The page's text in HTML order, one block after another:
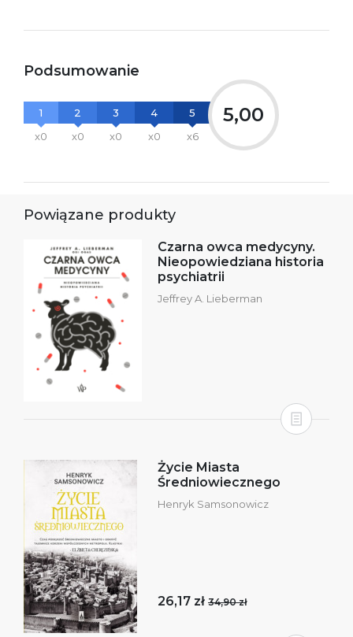
Podsumowanie
1
x0
2
x0
3
x0
4
x0
5
x6
5,00
Powiązane produkty
Czarna owca medycyny.
Nieopowiedziana historia
psychiatrii
Jeffrey A. Lieberman
Życie Miasta
Średniowiecznego
Henryk Samsonowicz
26,17 zł 34,90 zł